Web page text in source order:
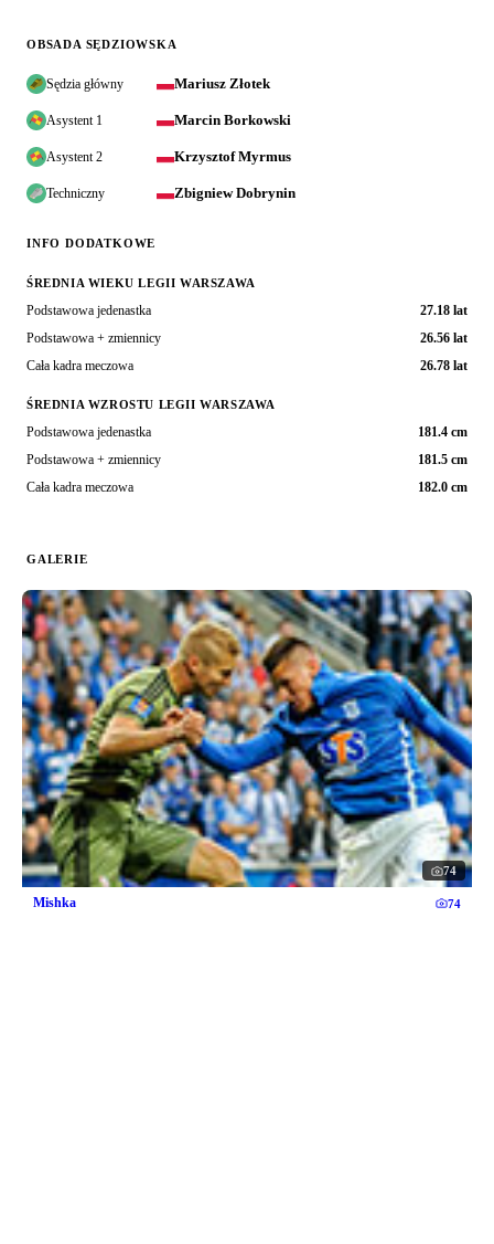
OBSADA SĘDZIOWSKA
Sędzia główny Mariusz Złotek
Asystent 1 Marcin Borkowski
Asystent 2 Krzysztof Myrmus
Techniczny Zbigniew Dobrynin
INFO DODATKOWE
ŚREDNIA WIEKU LEGII WARSZAWA
Podstawowa jedenastka
27.18 lat
Podstawowa + zmiennicy
26.56 lat
Cała kadra meczowa
26.78 lat
ŚREDNIA WZROSTU LEGII WARSZAWA
Podstawowa jedenastka
181.4 cm
Podstawowa + zmiennicy
181.5 cm
Cała kadra meczowa
182.0 cm
GALERIE
74
Mishka 74